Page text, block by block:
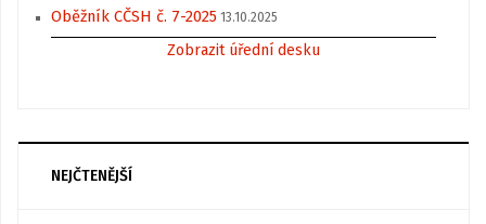
Oběžník CČSH č. 7-2025 13.10.2025
Zobrazit úřední desku
NEJČTENĚJŠÍ